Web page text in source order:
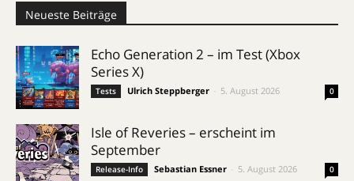
Neueste Beiträge
Echo Generation 2 – im Test (Xbox
Series X)
Tests Ulrich Steppberger 5. August 2026 0
Isle of Reveries – erscheint im
September
Release-Info Sebastian Essner 5. August 2026 0